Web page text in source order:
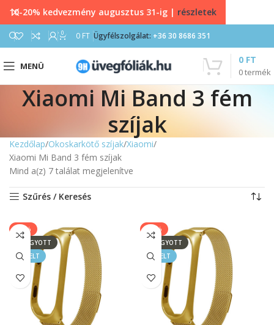
0 0 FT Ügyfélszolgálat: +36 30 8686 351
MENÜ
0termék
0 FT
Xiaomi Mi Band 3 fém
szíjak
Kezdőlap Okoskarkötő szíjak Xiaomi
Xiaomi Mi Band 3 fém szíjak
Mind a(z) 7 találat megjelenítve
Szűrés / Keresés
-40%
ELFOGYOTT
KIEMELT
-40%
ELFOGYOTT
KIEMELT
10-20% kedvezmény augusztus 31-ig | részletek